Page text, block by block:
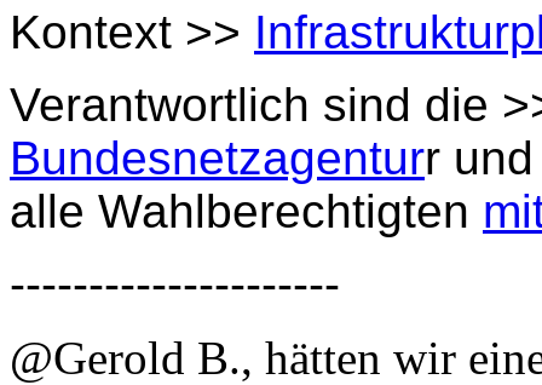
Kontext >>
Verantwortlich sind die
Bundesnetzagenturr
alle Wahlberechtigten
---------------------
@Gerold B., hätten wir